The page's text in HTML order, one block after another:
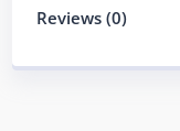
Reviews (0)